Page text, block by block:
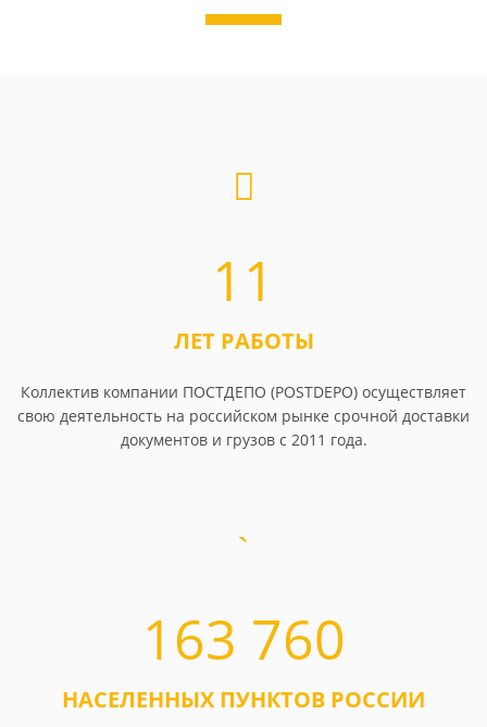
11
ЛЕТ РАБОТЫ
Коллектив компании ПОСТДЕПО (POSTDEPO) осуществляет
свою деятельность на российском рынке срочной доставки
документов и грузов с 2011 года.
163 760
НАСЕЛЕННЫХ ПУНКТОВ РОССИИ